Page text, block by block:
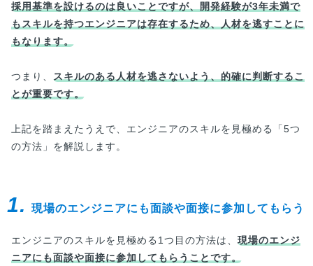
採用基準を設けるのは良いことですが、開発経験が3年未満で
もスキルを持つエンジニアは存在するため、人材を逃すことに
もなります。
つまり、 スキルのある人材を逃さないよう、的確に判断するこ
とが重要です。
上記を踏まえたうえで、エンジニアのスキルを見極める「5つ
の方法」を解説します。
1. 現場のエンジニアにも面談や面接に参加してもらう
エンジニアのスキルを見極める1つ目の方法は、 現場のエンジ
ニアにも面談や面接に参加してもらうことです。